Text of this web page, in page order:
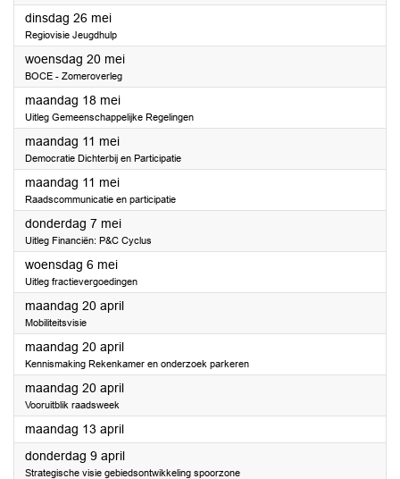
dinsdag 26 mei2026
Regiovisie Jeugdhulp
woensdag 20 mei2026
BOCE - Zomeroverleg
maandag 18 mei2026
Uitleg Gemeenschappelijke Regelingen
maandag 11 mei2026
Democratie Dichterbij en Participatie
maandag 11 mei2026
Raadscommunicatie en participatie
donderdag 7 mei2026
Uitleg Financiën: P&C Cyclus
woensdag 6 mei2026
Uitleg fractievergoedingen
maandag 20 april2026
Mobiliteitsvisie
maandag 20 april2026
Kennismaking Rekenkamer en onderzoek parkeren
maandag 20 april2026
Vooruitblik raadsweek
maandag 13 april2026
donderdag 9 april2026
Strategische visie gebiedsontwikkeling spoorzone